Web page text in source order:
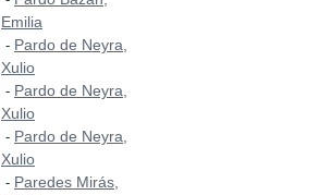
Emilia
- Pardo de Neyra,
Xulio
- Pardo de Neyra,
Xulio
- Pardo de Neyra,
Xulio
- Paredes Mirás,